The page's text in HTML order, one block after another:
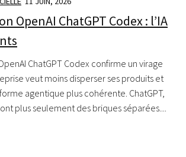
OpenAI ChatGPT Codex : l’IA
ChatGPT Codex confirme un virage
veut moins disperser ses produits et
agentique plus cohérente. ChatGPT,
plus seulement des briques séparées....